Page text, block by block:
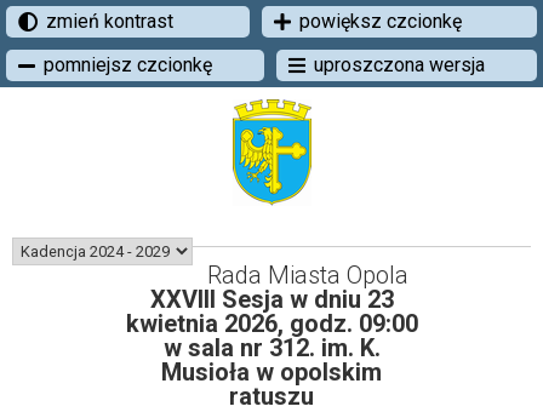
zmień kontrast
powiększ czcionkę
pomniejsz czcionkę
uproszczona wersja
Rada Miasta Opola
XXVIII Sesja w dniu 23
kwietnia 2026, godz. 09:00
w sala nr 312. im. K.
Musioła w opolskim
ratuszu